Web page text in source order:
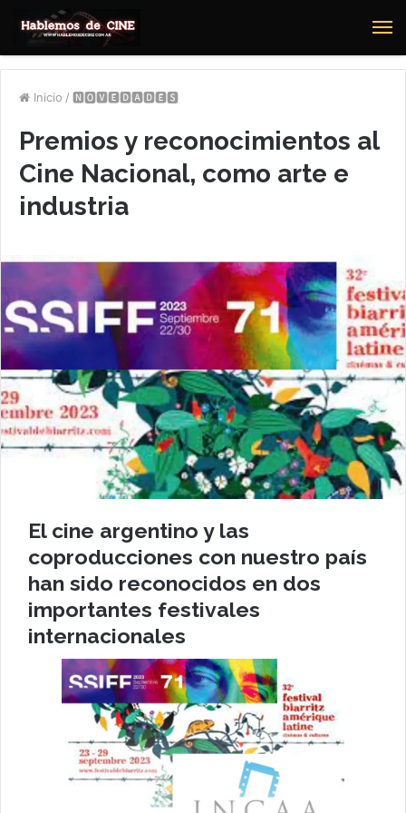
Inicio / 🅽🅾🆅🅴🅳🅰🅳🅴🆂
Premios y reconocimientos al
Cine Nacional, como arte e
industria
El cine argentino y las
coproducciones con nuestro país
han sido reconocidos en dos
importantes festivales
internacionales